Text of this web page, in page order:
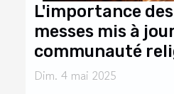
L'importance
messes mis à
communauté
Dim. 4 mai 2025